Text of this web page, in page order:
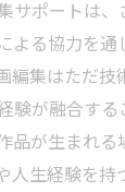
サポートは、
よる協力を通
編集はただ技
験が融合する
品が生まれる
人生経験を持